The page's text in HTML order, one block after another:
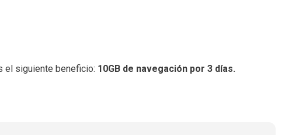
el siguiente beneficio: 10GB de navegación por 3 días.